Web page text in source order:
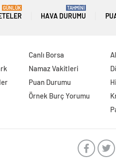
GÜNLÜK
HAVA DURUMU
TAHMİNİ
Canlı Borsa
Namaz Vakitleri
Puan Durumu
Örnek Burç Yorumu